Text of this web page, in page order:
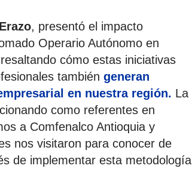
, presentó el impacto
Operario Autónomo en
cómo estas iniciativas
también generan
en nuestra región. La
como referentes en
a Comfenalco Antioquia y
nos visitaron para conocer de
de implementar esta metodología